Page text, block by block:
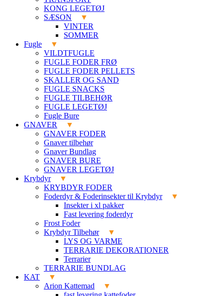
KONG LEGETØJ
SÆSON
VINTER
SOMMER
Fugle
VILDTFUGLE
FUGLE FODER FRØ
FUGLE FODER PELLETS
SKALLER OG SAND
FUGLE SNACKS
FUGLE TILBEHØR
FUGLE LEGETØJ
Fugle Bure
GNAVER
GNAVER FODER
Gnaver tilbehør
Gnaver Bundlag
GNAVER BURE
GNAVER LEGETØJ
Krybdyr
KRYBDYR FODER
Foderdyr & Foderinsekter til Krybdyr
Insekter i xl pakker
Fast levering foderdyr
Frost Foder
Krybdyr Tilbehør
LYS OG VARME
TERRARIE DEKORATIONER
Terrarier
TERRARIE BUNDLAG
KAT
Arion Kattemad